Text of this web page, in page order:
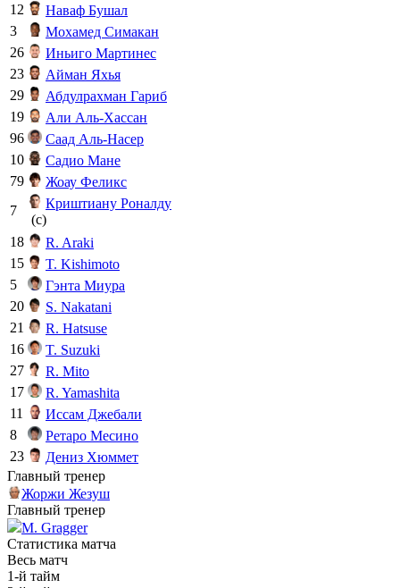
12
Наваф Бушал
3
Мохамед Симакан
26
Иньиго Мартинес
23
Айман Яхья
29
Абдулрахман Гариб
19
Али Аль-Хассан
96
Саад Аль-Насер
10
Садио Мане
79
Жоау Феликс
7
Криштиану Роналду
(c)
18
R. Araki
15
T. Kishimoto
5
Гэнта Миура
20
S. Nakatani
21
R. Hatsuse
16
T. Suzuki
27
R. Mito
17
R. Yamashita
11
Иссам Джебали
8
Ретаро Месино
23
Дениз Хюммет
Главный тренер
Жоржи Жезуш
Главный тренер
M. Gragger
Статистика матча
Весь матч
1-й тайм